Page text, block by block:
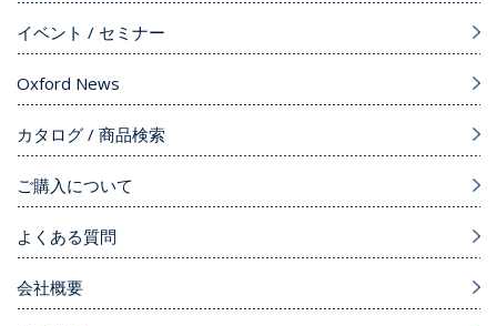
イベント / セミナー
Oxford News
カタログ / 商品検索
ご購入について
よくある質問
会社概要